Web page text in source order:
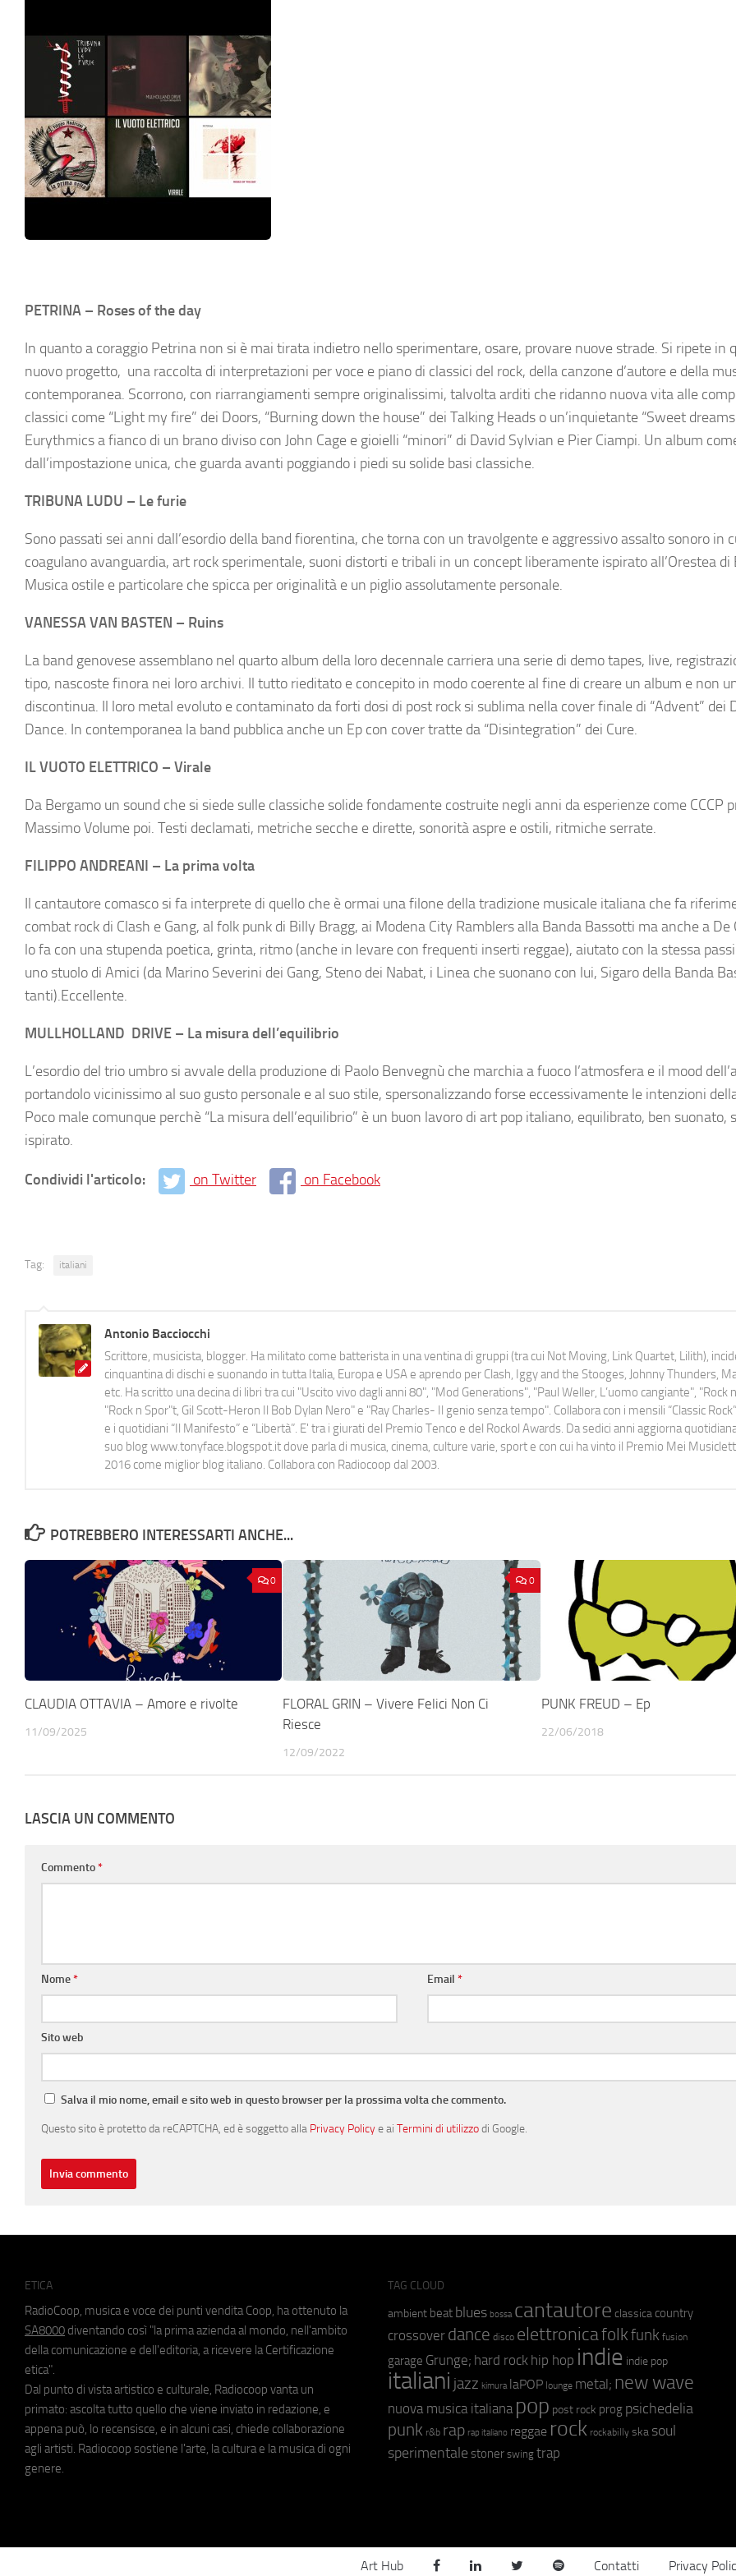
PETRINA – Roses of the day
In quanto a coraggio Petrina non si è mai tirata indietro nello sperimentare, osare, provare nuove strade. Si ripete in
nuovo progetto, una raccolta di interpretazioni per voce e piano di classici del rock, della canzone d’autore e della
contemporanea. Scorrono, con riarrangiamenti sempre originalissimi, talvolta arditi che ridanno nuova vita alle
classici come “Light my fire” dei Doors, “Burning down the house” dei Talking Heads o un’inquietante “Sweet
Eurythmics a fianco di un brano diviso con John Cage e gioielli “minori” di David Sylvian e Pier Ciampi. Un album
dall’impostazione unica, che guarda avanti poggiando i piedi su solide basi classiche.
TRIBUNA LUDU – Le furie
Sono passati sei anni dall’esordio della band fiorentina, che torna con un travolgente e aggressivo assalto sonoro in
coagulano avanguardia, art rock sperimentale, suoni distorti e tribali in un concept liberamente ispirato all’Orestea di
Musica ostile e particolare che spicca per originalità e un piglio assolutamente personale.
VANESSA VAN BASTEN – Ruins
La band genovese assemblano nel quarto album della loro decennale carriera una serie di demo tapes, live,
tipo, nascoste finora nei loro archivi. Il tutto rieditato e concepito in modo coerente al fine di creare un album e non
discontinua. Il loro metal evoluto e contaminato da forti dosi di post rock si sublima nella cover finale di “Advent” dei
Dance. In contemporanea la band pubblica anche un Ep con cover tratte da “Disintegration” dei Cure.
IL VUOTO ELETTRICO – Virale
Da Bergamo un sound che si siede sulle classiche solide fondamente costruite negli anni da esperienze come CCCP
Massimo Volume poi. Testi declamati, metriche secche e dirette, sonorità aspre e ostili, ritmiche serrate.
FILIPPO ANDREANI – La prima volta
Il cantautore comasco si fa interprete di quello che è ormai una filone della tradizione musicale italiana che fa
combat rock di Clash e Gang, al folk punk di Billy Bragg, ai Modena City Ramblers alla Banda Bassotti ma anche a De
lo fa con una stupenda poetica, grinta, ritmo (anche in levare con frequenti inserti reggae), aiutato con la stessa
uno stuolo di Amici (da Marino Severini dei Gang, Steno dei Nabat, i Linea che suonano con lui, Sigaro della Banda
tanti).Eccellente.
MULLHOLLAND DRIVE – La misura dell’equilibrio
L’esordio del trio umbro si avvale della produzione di Paolo Benvegnù che marchia a fuoco l’atmosfera e il mood
portandolo vicinissimo al suo gusto personale e al suo stile, spersonalizzando forse eccessivamente le intenzioni
Poco male comunque perchè “La misura dell’equilibrio” è un buon lavoro di art pop italiano, equilibrato, ben suonato,
ispirato.
Condividi l'articolo: on Twitter on Facebook
Tag: italiani
Antonio Bacciocchi
Scrittore, musicista, blogger. Ha militato come batterista in una ventina di gruppi (tra cui Not Moving, Link Quartet, Lilith),
cinquantina di dischi e suonando in tutta Italia, Europa e USA e aprendo per Clash, Iggy and the Stooges, Johnny Thunders,
etc. Ha scritto una decina di libri tra cui "Uscito vivo dagli anni 80", "Mod Generations", "Paul Weller, L’uomo cangiante", "Rock
"Rock n Spor"t, Gil Scott-Heron Il Bob Dylan Nero" e "Ray Charles- Il genio senza tempo". Collabora con i mensili “Classic
e i quotidiani “Il Manifesto” e “Libertà”. E' tra i giurati del Premio Tenco e del Rockol Awards. Da sedici anni aggiorna
suo blog www.tonyface.blogspot.it dove parla di musica, cinema, culture varie, sport e con cui ha vinto il Premio Mei
2016 come miglior blog italiano. Collabora con Radiocoop dal 2003.
POTREBBERO INTERESSARTI ANCHE...
0
CLAUDIA OTTAVIA – Amore e rivolte
11/09/2025
0
FLORAL GRIN – Vivere Felici Non Ci
Riesce
12/09/2022
PUNK FREUD – Ep
22/06/2018
LASCIA UN COMMENTO
Commento*
Nome* Email*
Sito web
Salva il mio nome, email e sito web in questo browser per la prossima volta che commento.
Questo sito è protetto da reCAPTCHA, ed è soggetto alla Privacy Policye ai Termini di utilizzodi Google.
ETICA
RadioCoop, musica e voce dei punti vendita Coop, ha ottenuto la
SA8000 diventando così "la prima azienda al mondo, nell'ambito
della comunicazione e dell'editoria, a ricevere la Certificazione
etica".
Dal punto di vista artistico e culturale, Radiocoop vanta un
primato: ascolta tutto quello che viene inviato in redazione, e
appena può, lo recensisce, e in alcuni casi, chiede collaborazione
agli artisti. Radiocoop sostiene l'arte, la cultura e la musica di ogni
genere.
TAG CLOUD
ambient beat blues bossa cantautore classica country
crossover dance disco elettronicafolkfunk fusion
garage Grunge; hard rock hip hop indie indie pop
italiani jazz kimura laPOP lounge metal; new wave
nuova musica italiana pop post rock prog psichedelia
punk r&b rap rap italiano reggae rock rockabilly ska soul
sperimentale stoner swing trap
Art Hub Contatti Privacy